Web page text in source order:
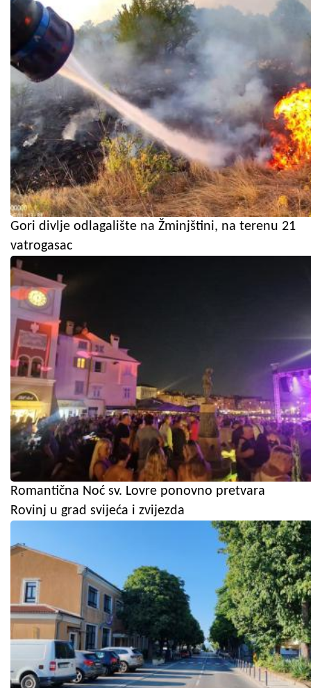
Gori divlje odlagalište na Žminjštini, na terenu 21
vatrogasac
Romantična Noć sv. Lovre ponovno pretvara
Rovinj u grad svijeća i zvijezda